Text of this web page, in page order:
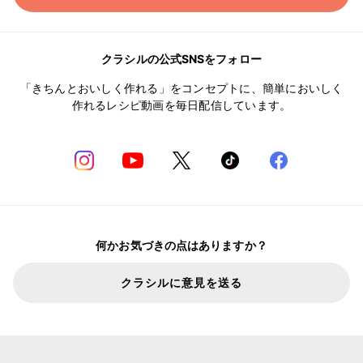
クラシルの公式SNSをフォロー
「きちんとおいしく作れる」をコンセプトに、簡単においしく
作れるレシピ動画を毎日配信しています。
何かお気づきの点はありますか？
クラシルに意見を送る